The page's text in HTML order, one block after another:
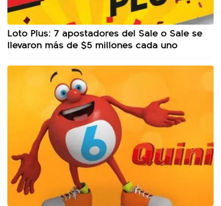
Loto Plus: 7 apostadores del Sale o Sale se
llevaron más de $5 millones cada uno